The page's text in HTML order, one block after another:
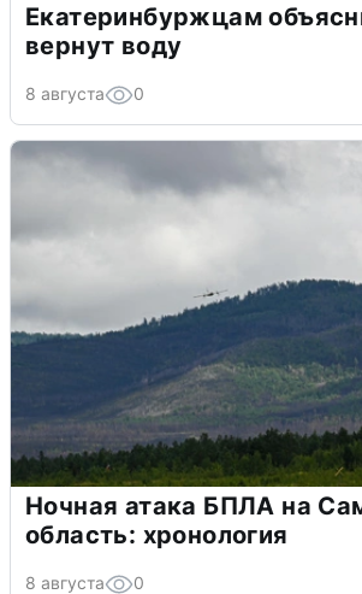
Екатеринбуржцам
вернут воду
8 августа 0
Ночная атака БПЛА на
область: хронология
8 августа 0